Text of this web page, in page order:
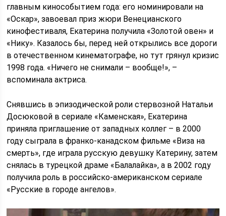
главным кинособытием года: его номинировали на
«Оскар», завоевал приз жюри Венецианского
кинофестиваля, Екатерина получила «Золотой овен» и
«Нику». Казалось бы, перед ней открылись все дороги
в отечественном кинематографе, но тут грянул кризис
1998 года. «Ничего не снимали – вообще!», –
вспоминала актриса.
Снявшись в эпизодической роли стервозной Натальи
Досюковой в сериале «Каменская», Екатерина
приняла приглашение от западных коллег – в 2000
году сыграла в франко-канадском фильме «Виза на
смерть», где играла русскую девушку Катерину, затем
снялась в турецкой драме «Балалайка», а в 2002 году
получила роль в российско-американском сериале
«Русские в городе ангелов».